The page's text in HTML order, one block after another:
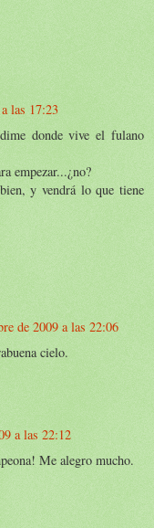
las 17:23
donde vive el fulano
empezar...¿no?
y vendrá lo que tiene
de 2009 a las 22:06
cielo.
a las 22:12
Me alegro mucho.